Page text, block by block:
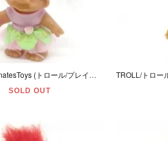
TROLL/PlaymatesToys (トロール/プレイメイツトイズ) ホワイト/Ｍ/バレリーナ
SOLD OUT